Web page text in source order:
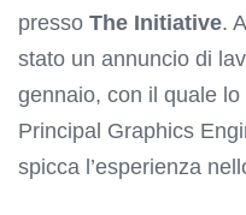
presso The Initiative.
stato un annuncio di
gennaio, con il quale
Principal Graphics
spicca l’esperienza